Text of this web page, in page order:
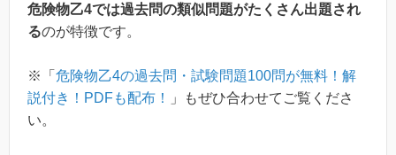
危険物乙4では過去問の類似問題がたくさん出題され
るのが特徴です。
※「 危険物乙4の過去問・試験問題100問が無料！解
説付き！PDFも配布！
」もぜひ合わせてご覧くださ
い。